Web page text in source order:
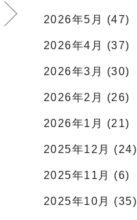
2026年5月 (47)
2026年4月 (37)
2026年3月 (30)
2026年2月 (26)
2026年1月 (21)
2025年12月 (24)
2025年11月 (6)
2025年10月 (35)